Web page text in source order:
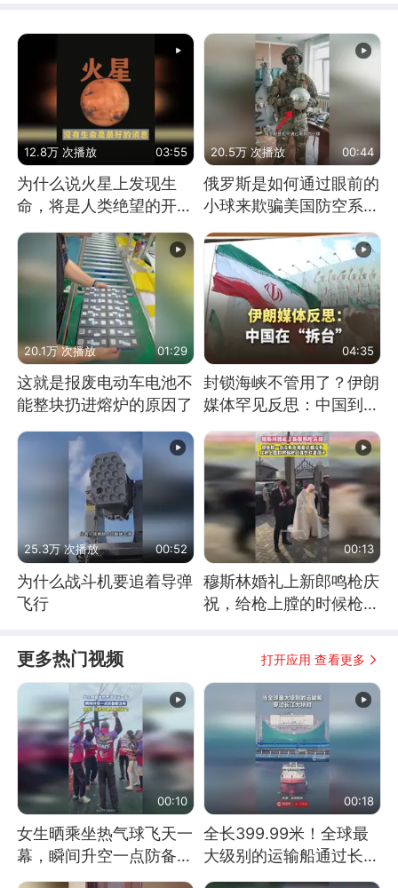
12.8万 次播放 03:55
为什么说火星上发现生
命，将是人类绝望的开
始？
20.5万 次播放 00:44
俄罗斯是如何通过眼前的
小球来欺骗美国防空系统
的
20.1万 次播放 01:29
这就是报废电动车电池不
能整块扔进熔炉的原因了
04:35
封锁海峡不管用了？伊朗
媒体罕见反思：中国到底
25.3万 次播放 00:52
为什么战斗机要追着导弹
飞行
00:13
穆斯林婚礼上新郎鸣枪庆
祝，给枪上膛的时候枪口
更多热门视频 打开应用 查看更多
00:10
女生晒乘坐热气球飞天一
幕，瞬间升空一点防备都
没有
00:18
全长399.99米！全球最
大级别的运输船通过长江
大桥这一幕，太震撼了！